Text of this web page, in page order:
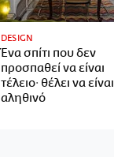
DESIGN
Ένα σπίτι που δεν
προσπαθεί να είναι
τέλειο· θέλει να είναι
αληθινό